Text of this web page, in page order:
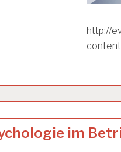
http://
im